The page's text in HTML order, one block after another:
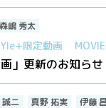
森嶋 秀太
限定動画 MOVIE
」更新のお知らせ
誠二 真野 拓実 伊藤